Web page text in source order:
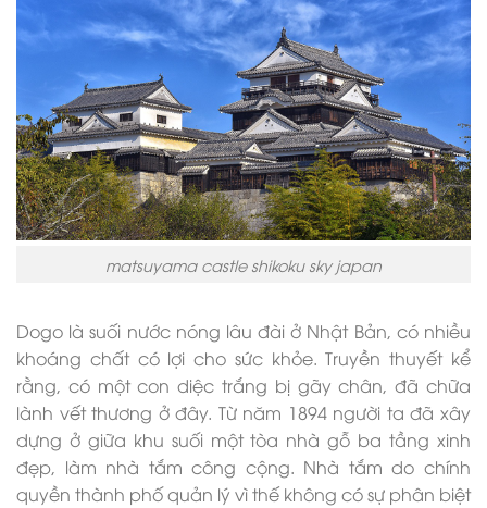
matsuyama castle shikoku sky japan
Dogo là suối nước nóng lâu đài ở Nhật Bản, có nhiều
khoáng chất có lợi cho sức khỏe. Truyền thuyết kể
rằng, có một con diệc trắng bị gãy chân, đã chữa
lành vết thương ở đây. Từ năm 1894 người ta đã xây
dựng ở giữa khu suối một tòa nhà gỗ ba tầng xinh
đẹp, làm nhà tắm công cộng. Nhà tắm do chính
quyền thành phố quản lý vì thế không có sự phân biệt